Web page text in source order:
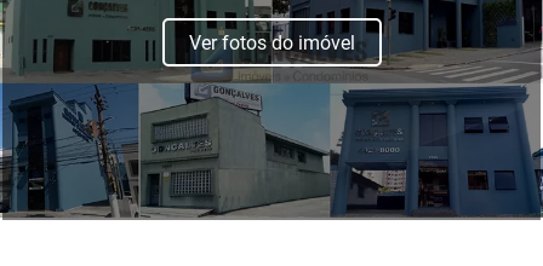
Ver fotos do imóvel